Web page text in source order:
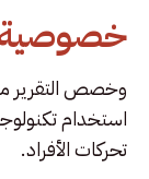
خصوصية
وخصص التقرير
استخدام
تحركات الأفراد.